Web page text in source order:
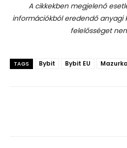
A cikkekben megjelenő
információkból eredendő anyagi
felelősséget
TAGS Bybit Bybit EU